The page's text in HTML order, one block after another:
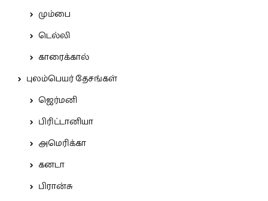
மும்பை
டெல்லி
காரைக்கால்
புலம்பெயர் தேசங்கள்
ஜெர்மனி
பிரிட்டானியா
அமெரிக்கா
கனடா
பிரான்சு